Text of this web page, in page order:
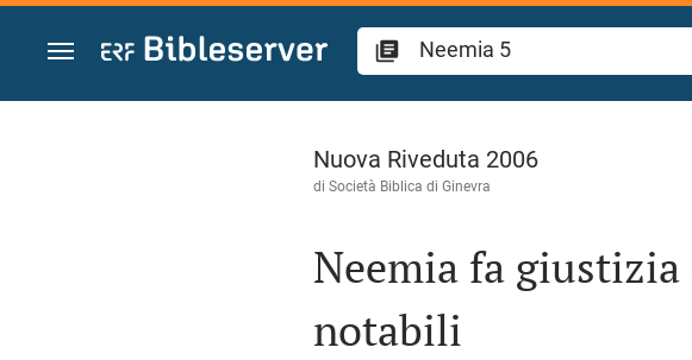
Vai al contenuto
Neemia 5
Nuova Riveduta 2006
di Società Biblica di Ginevra
Neemia fa
notabili